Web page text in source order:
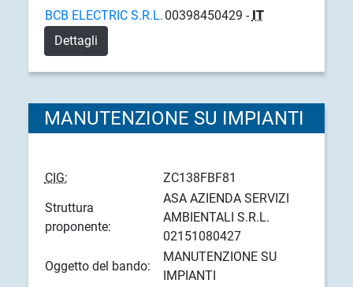
BCB ELECTRIC S.R.L. 00398450429 - IT
Dettagli
MANUTENZIONE SU IMPIANTI
CIG:
ZC138FBF81
Struttura
proponente:
ASA AZIENDA SERVIZI
AMBIENTALI S.R.L.
02151080427
Oggetto del bando:
MANUTENZIONE SU
IMPIANTI